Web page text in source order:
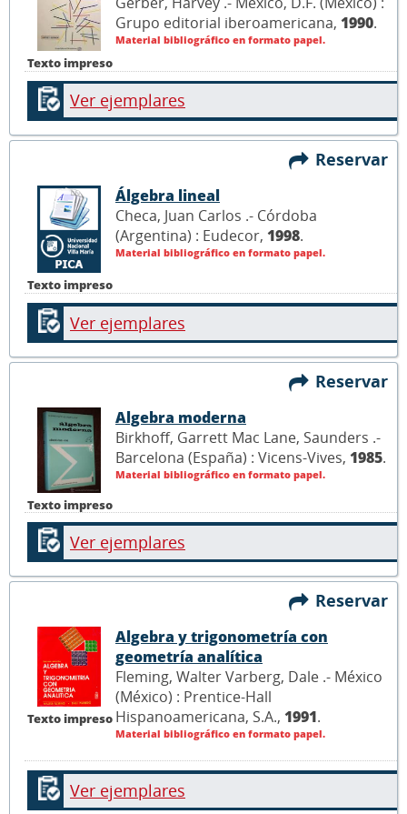
Texto impreso
Grupo editorial iberoamericana, 1990.
Material bibliográfico en formato papel.
Ver ejemplares
Reservar
Texto impreso
Álgebra lineal
Checa, Juan Carlos .- Córdoba
(Argentina) : Eudecor, 1998.
Material bibliográfico en formato papel.
Ver ejemplares
Reservar
Texto impreso
Algebra moderna
Birkhoff, Garrett Mac Lane, Saunders .-
Barcelona (España) : Vicens-Vives, 1985.
Material bibliográfico en formato papel.
Ver ejemplares
Reservar
Texto impreso
Algebra y trigonometría con
geometría analítica
Fleming, Walter Varberg, Dale .- México
(México) : Prentice-Hall
Hispanoamericana, S.A., 1991.
Material bibliográfico en formato papel.
Ver ejemplares